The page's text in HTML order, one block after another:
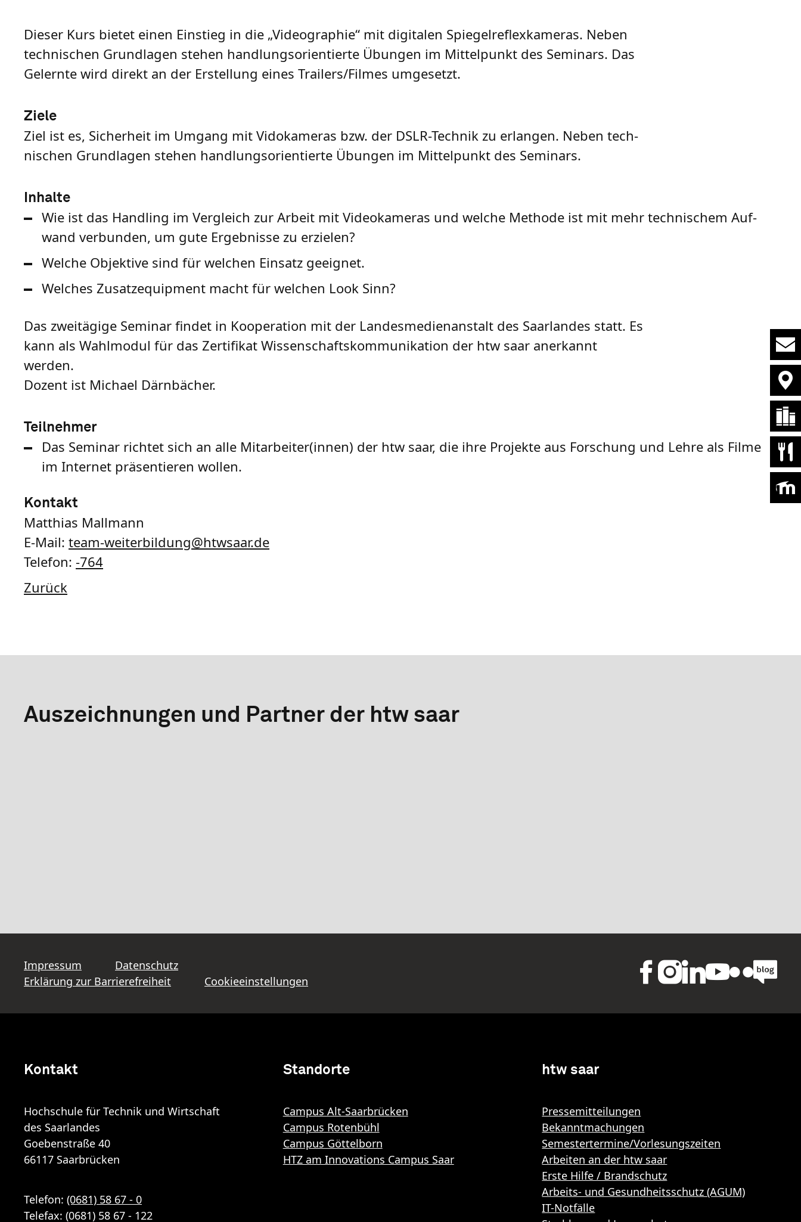
Dieser Kurs bietet einen Einstieg in die „Videographie“ mit digitalen Spiegelreflexkameras. Neben
technischen Grundlagen stehen handlungsorientierte Übungen im Mittelpunkt des Seminars. Das
Gelernte wird direkt an der Erstellung eines Trailers/Filmes umgesetzt.
Ziele
Ziel ist es, Sicher­heit im Umgang mit Vidokameras bzw. der DSLR-Technik zu erlan­gen. Neben tech­
ni­schen Grund­la­gen ste­hen hand­lungs­ori­en­tierte Übun­gen im Mit­tel­punkt des Seminars.
Inhalte
Wie ist das Hand­ling im Ver­gleich zur Arbeit mit Video­ka­me­ras und wel­che Methode ist mit mehr tech­ni­schem Auf­
wand ver­bun­den, um gute Ergeb­nisse zu erzie­len?
Wel­che Objek­tive sind für wel­chen Ein­satz geeig­net.
Wel­ches Zusat­ze­quip­ment macht für wel­chen Look Sinn?
Das zweitägige Seminar findet in Kooperation mit der Landesmedienanstalt des Saarlandes statt. Es
kann als Wahlmodul für das Zertifikat Wissenschaftskommunikation der htw saar anerkannt
werden.
Dozent ist Michael Därnbächer.
Teilnehmer
Das Seminar richtet sich an alle Mitarbeiter(innen) der htw saar, die ihre Projekte aus Forschung und Lehre als Filme
im Internet präsentieren wollen.
Kontakt
Matthias Mallmann
E-Mail: team-weiterbildung@htwsaar.de
Telefon: -764
Zurück
Auszeichnungen und Partner der htw saar
Impressum
Datenschutz
Erklärung zur Barrierefreiheit
Cookieeinstellungen
Kontakt
Hochschule für Technik und Wirtschaft
des Saarlandes
Goebenstraße 40
66117 Saarbrücken
Telefon: (0681) 58 67 - 0
Telefax: (0681) 58 67 - 122
Standorte
Campus Alt-Saarbrücken
Campus Rotenbühl
Campus Göttelborn
HTZ am Innovations Campus Saar
htw saar
Pressemitteilungen
Bekanntmachungen
Semestertermine/Vorlesungszeiten
Arbeiten an der htw saar
Erste Hilfe / Brandschutz
Arbeits- und Gesundheitsschutz (AGUM)
IT-Notfälle